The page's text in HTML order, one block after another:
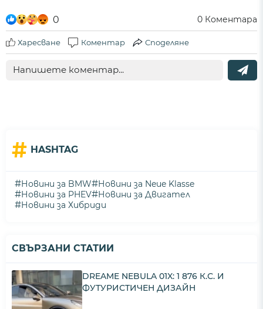
0 0 Коментара
Харесване Коментар Споделяне
# HASHTAG
#Новини за BMW#Новини за Neue Klasse
#Новини за PHEV#Новини за Двигател
#Новини за Хибриди
СВЪРЗАНИ СТАТИИ
DREAME NEBULA 01X: 1 876 К.С. И
ФУТУРИСТИЧЕН ДИЗАЙН